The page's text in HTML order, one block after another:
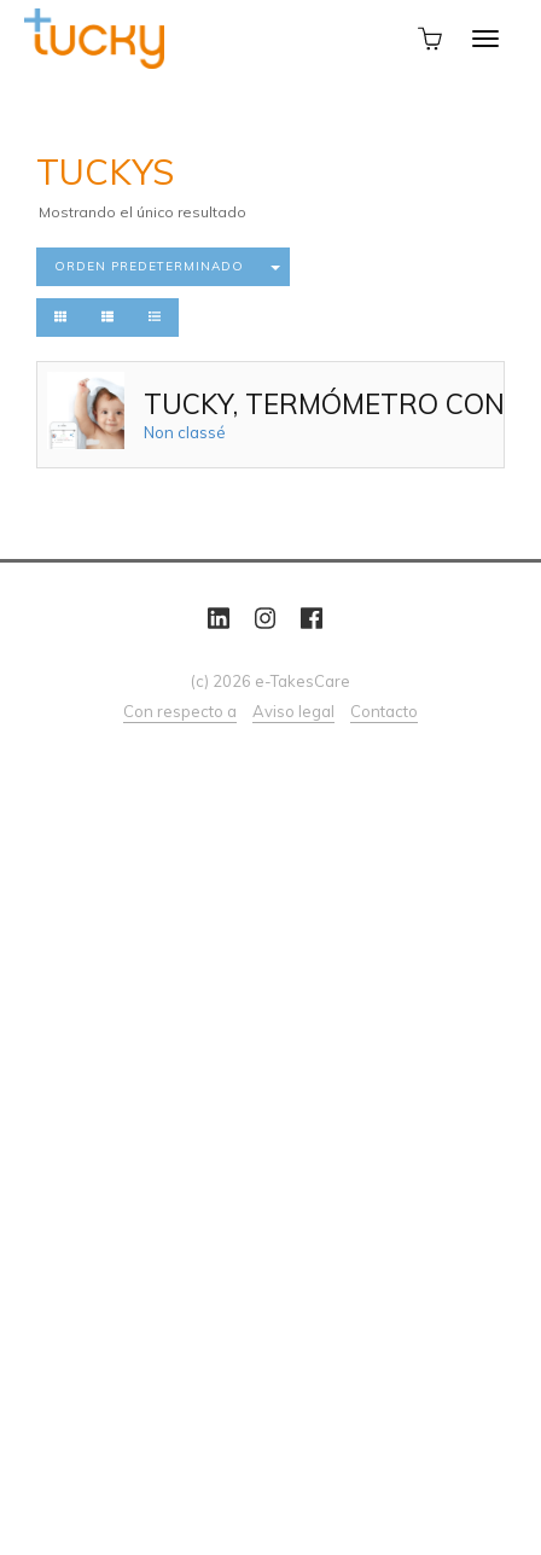
TUCKYS
Mostrando el único resultado
ORDEN PREDETERMINADO
TUCKY, TERMÓMETRO
Non classé
(c) 2026 e-TakesCare
Con respecto a
Aviso legal Contacto